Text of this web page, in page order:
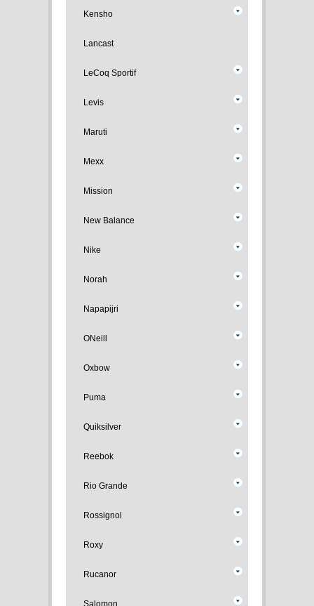
Kensho
Lancast
LeCoq Sportif
Levis
Maruti
Mexx
Mission
New Balance
Nike
Norah
Napapijri
ONeill
Oxbow
Puma
Quiksilver
Reebok
Rio Grande
Rossignol
Roxy
Rucanor
Salomon